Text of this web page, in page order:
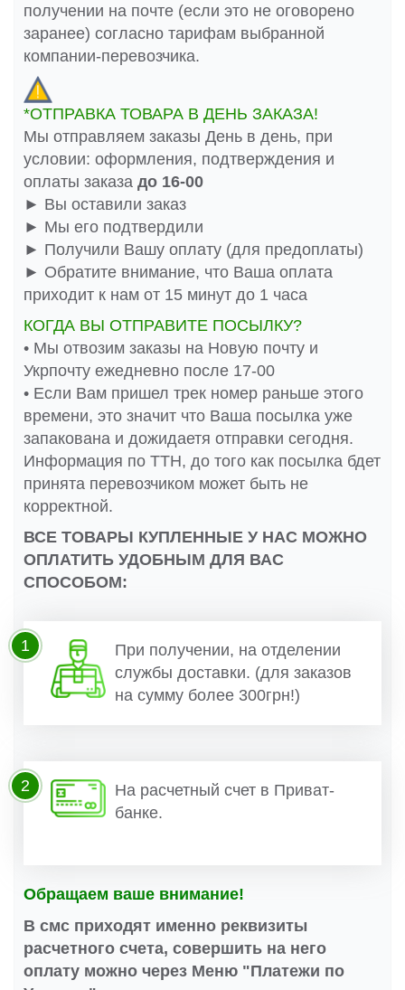
получении на почте (если это не оговорено
заранее) согласно тарифам выбранной
компании-перевозчика.
*ОТПРАВКА ТОВАРА В ДЕНЬ ЗАКАЗА!
Мы отправляем заказы День в день, при
условии: оформления, подтверждения и
оплаты заказа до 16-00
► Вы оставили заказ
► Мы его подтвердили
► Получили Вашу оплату (для предоплаты)
► Обратите внимание, что Ваша оплата
приходит к нам от 15 минут до 1 часа
КОГДА ВЫ ОТПРАВИТЕ ПОСЫЛКУ?
• Мы отвозим заказы на Новую почту и
Укрпочту ежедневно после 17-00
• Если Вам пришел трек номер раньше этого
времени, это значит что Ваша посылка уже
запакована и дожидаетя отправки сегодня.
Информация по ТТН, до того как посылка бдет
принята перевозчиком может быть не
корректной.
ВСЕ ТОВАРЫ КУПЛЕННЫЕ У НАС МОЖНО
ОПЛАТИТЬ УДОБНЫМ ДЛЯ ВАС
СПОСОБОМ:
При получении, на отделении
службы доставки. (для заказов
на сумму более 300грн!)
1
На расчетный счет в Приват-
банке.
2
Обращаем ваше внимание!
В смс приходят именно реквизиты
расчетного счета, совершить на него
оплату можно через Меню "Платежи по